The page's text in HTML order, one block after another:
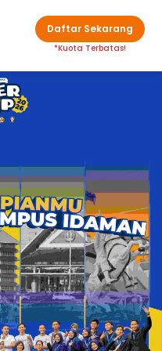
Daftar Sekarang
*Kuota Terbatas!